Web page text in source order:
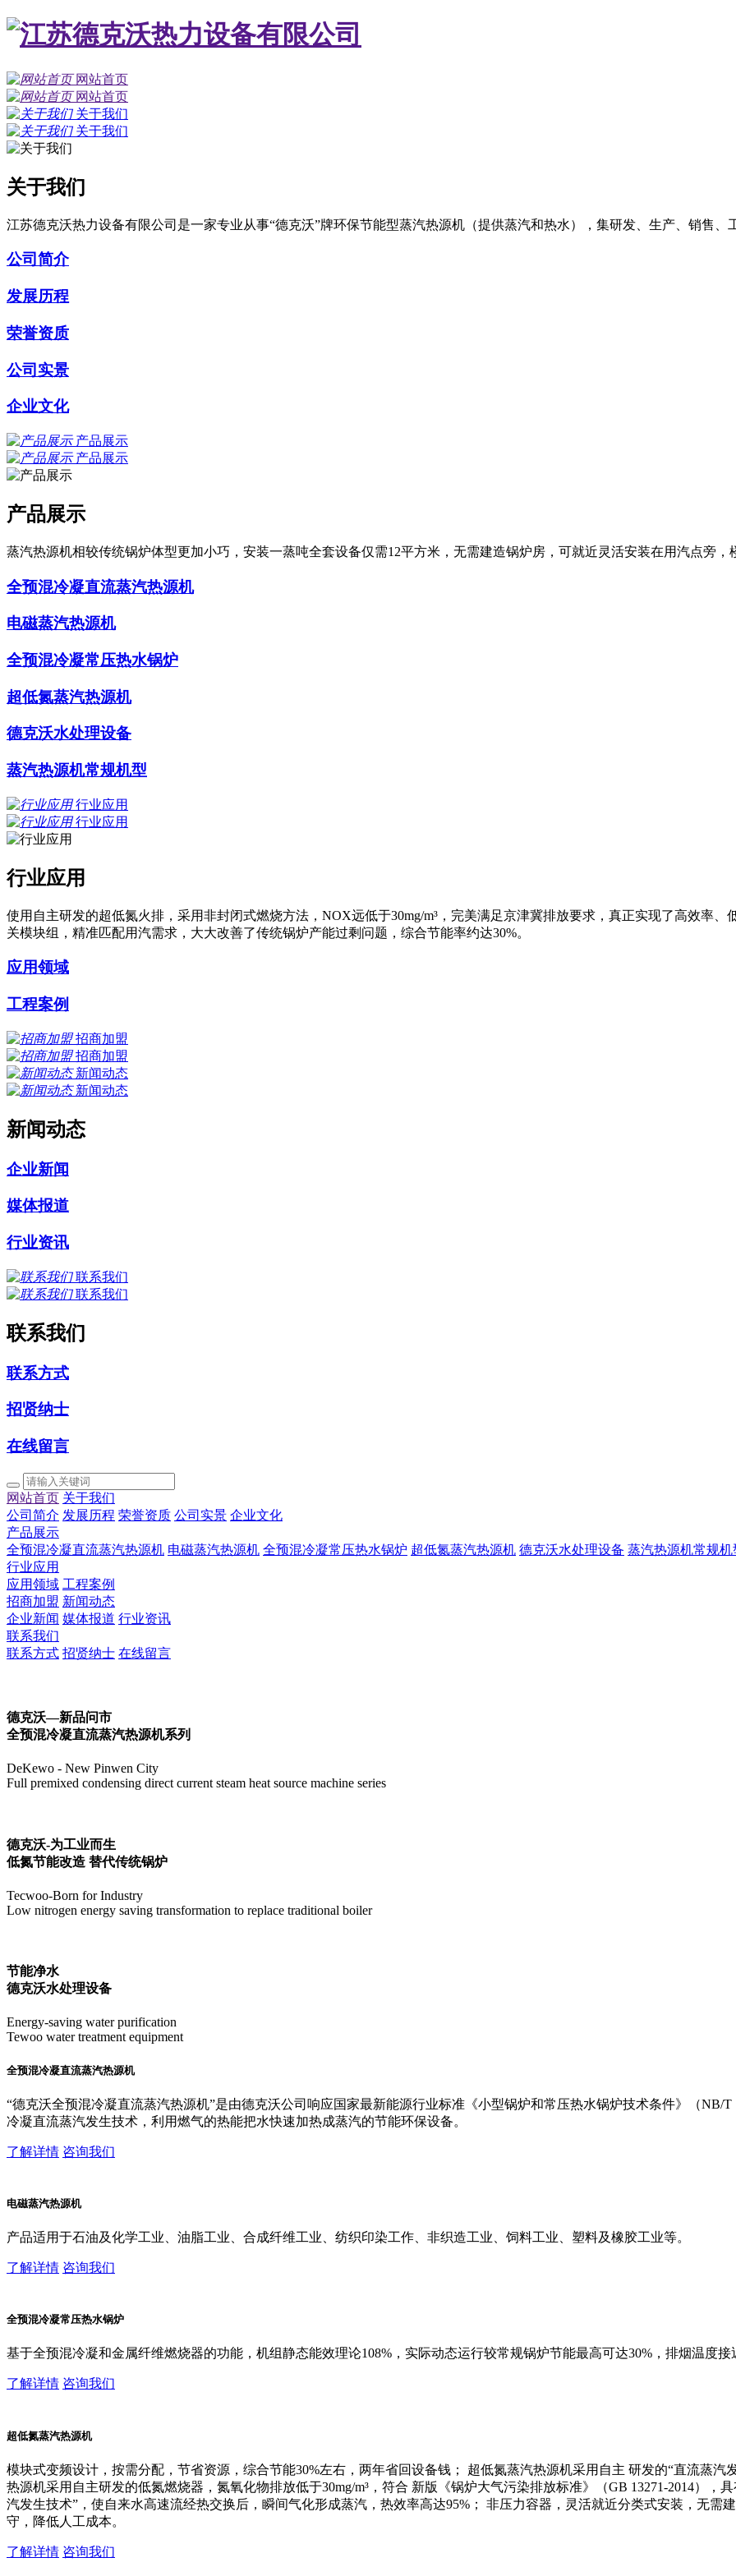
网站首页
网站首页
关于我们
关于我们
关于我们
江苏德克沃热力设备有限公司是一家专业从事“德克沃”牌环保节能型蒸汽热源机（提供蒸汽和热水），集研发、生产、销售
公司简介
发展历程
荣誉资质
公司实景
企业文化
产品展示
产品展示
产品展示
蒸汽热源机相较传统锅炉体型更加小巧，安装一蒸吨全套设备仅需12平方米，无需建造锅炉房，可就近灵活安装在用汽点旁
全预混冷凝直流蒸汽热源机
电磁蒸汽热源机
全预混冷凝常压热水锅炉
超低氮蒸汽热源机
德克沃水处理设备
蒸汽热源机常规机型
行业应用
行业应用
行业应用
使用自主研发的超低氮火排，采用非封闭式燃烧方法，NOX远低于30mg/m³，完美满足京津冀排放要求，真正实现了高效率
关模块组，精准匹配用汽需求，大大改善了传统锅炉产能过剩问题，综合节能率约达30%。
应用领域
工程案例
招商加盟
招商加盟
新闻动态
新闻动态
新闻动态
企业新闻
媒体报道
行业资讯
联系我们
联系我们
联系我们
联系方式
招贤纳士
在线留言
网站首页 关于我们
公司简介 发展历程 荣誉资质 公司实景 企业文化
产品展示
全预混冷凝直流蒸汽热源机 电磁蒸汽热源机 全预混冷凝常压热水锅炉 超低氮蒸汽热源机 德克沃水处理设备 蒸汽热源机常规机
行业应用
应用领域 工程案例
招商加盟 新闻动态
企业新闻 媒体报道 行业资讯
联系我们
联系方式 招贤纳士 在线留言
德克沃—新品问市
全预混冷凝直流蒸汽热源机系列
DeKewo - New Pinwen City
Full premixed condensing direct current steam heat source machine series
德克沃-为工业而生
低氮节能改造 替代传统锅炉
Tecwoo-Born for Industry
Low nitrogen energy saving transformation to replace traditional boiler
节能净水
德克沃水处理设备
Energy-saving water purification
Tewoo water treatment equipment
全预混冷凝直流蒸汽热源机
“德克沃全预混冷凝直流蒸汽热源机”是由德克沃公司响应国家最新能源行业标准《小型锅炉和常压热水锅炉技术条件》（NB/
冷凝直流蒸汽发生技术，利用燃气的热能把水快速加热成蒸汽的节能环保设备。
了解详情 咨询我们
电磁蒸汽热源机
产品适用于石油及化学工业、油脂工业、合成纤维工业、纺织印染工作、非织造工业、饲料工业、塑料及橡胶工业等。
了解详情 咨询我们
全预混冷凝常压热水锅炉
基于全预混冷凝和金属纤维燃烧器的功能，机组静态能效理论108%，实际动态运行较常规锅炉节能最高可达30%，排烟温度
了解详情 咨询我们
超低氮蒸汽热源机
模块式变频设计，按需分配，节省资源，综合节能30%左右，两年省回设备钱； 超低氮蒸汽热源机采用自主 研发的“直流蒸
热源机采用自主研发的低氮燃烧器，氮氧化物排放低于30mg/m³，符合 新版《锅炉大气污染排放标准》（GB 13271-2014），
汽发生技术”，使自来水高速流经热交换后，瞬间气化形成蒸汽，热效率高达95%； 非压力容器，灵活就近分类式安装，无需
守，降低人工成本。
了解详情 咨询我们